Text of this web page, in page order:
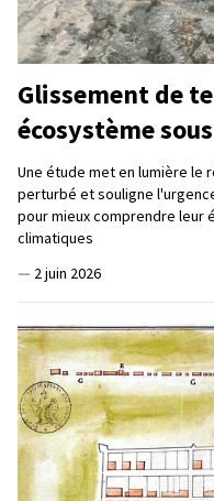
Glissement de
écosystème
Une étude met en lumière le
perturbé et souligne
pour mieux comprendre leur
climatiques
— 2 juin 2026